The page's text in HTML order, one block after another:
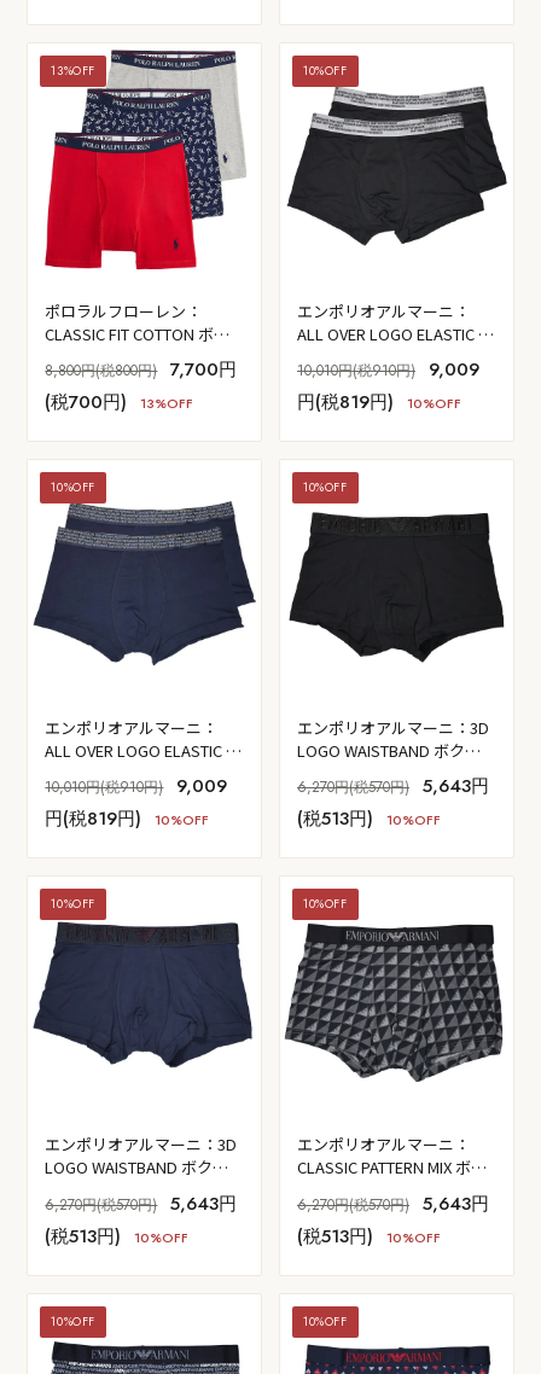
13%OFF
ポロラルフローレン：
CLASSIC FIT COTTON ボク
サーブリーフ 3PK (RL2000
レッド／クロスカントリー
ホースシュー／アンドーバ
8,800円(税800円) 7,700円
(税700円)
13%OFF
10%OFF
エンポリオアルマーニ：
ALL OVER LOGO ELASTIC ボ
ク)
10,010円(税910円)
9,009
円(税819円)
10%OFF
10%OFF
エンポリオアルマーニ：
ALL OVER LOGO ELASTIC ボ
ニ・ブルー)
10,010円(税910円)
9,009
円(税819円)
10%OFF
10%OFF
エンポリオアルマーニ：3D
LOGO WAISTBAND ボクサ
6,270円(税570円)
5,643円
(税513円)
10%OFF
10%OFF
エンポリオアルマーニ：3D
LOGO WAISTBAND ボクサ
ーパンツ (アルマーニ・ブル
ー)
6,270円(税570円) 5,643円
(税513円)
10%OFF
10%OFF
エンポリオアルマーニ：
CLASSIC PATTERN MIX ボク
サーパンツ (ブラック・イー
グル・チェック)
6,270円(税570円)
5,643円
(税513円)
10%OFF
10%OFF 10%OFF